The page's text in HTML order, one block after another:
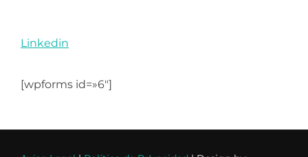
Linkedin
[wpforms id=»6″]